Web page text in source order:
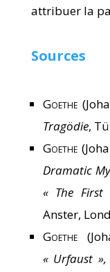
attribuer la
Sources
Goethe
Tragödie,
Goethe
Dramatic
« The First
Anster,
Goethe
« Urfaust